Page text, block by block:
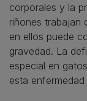
corporales y la
riñones trabajan
en ellos puede
gravedad. La
especial en
esta